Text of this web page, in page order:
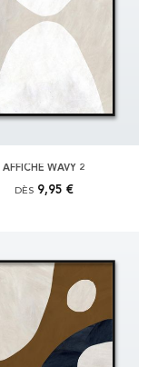
AFFICHE WAVY 2
DÈS 9,95 €